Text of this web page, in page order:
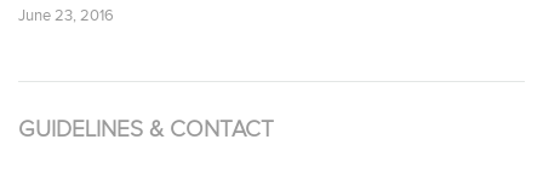
June 23, 2016
GUIDELINES & CONTACT